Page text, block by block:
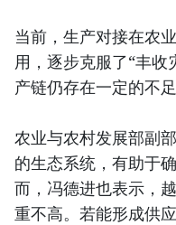
当前，生产对接在农
用，逐步克服了“丰收
产链仍存在一定的不足
农业与农村发展部副
的生态系统，有助于
而，冯德进也表示，
重不高。若能形成供